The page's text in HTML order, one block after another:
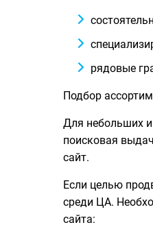
рядовые
Подбор
Для небольших и
поисковая
сайт.
Если целью
среди ЦА.
сайта: